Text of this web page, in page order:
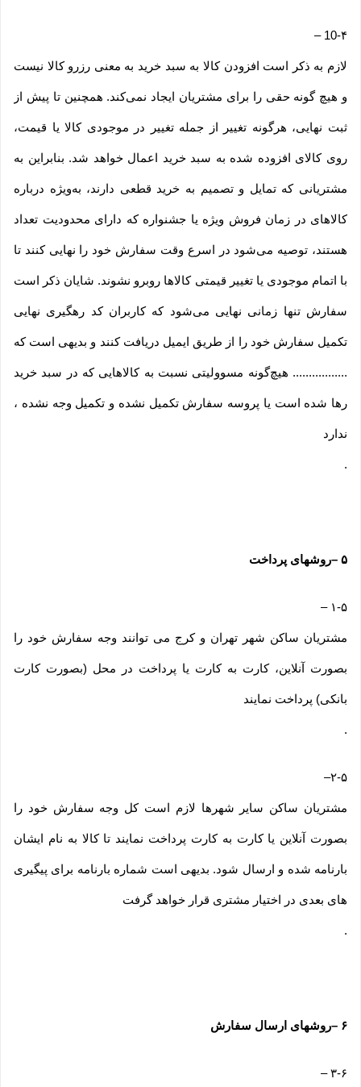
10-۴ –
لازم به ذکر است افزودن کالا به سبد خرید به معنی رزرو کالا نیست
و هیچ گونه حقی را برای مشتریان ایجاد نمی‌کند. همچنین تا پیش از
ثبت نهایی، هرگونه تغییر از جمله تغییر در موجودی کالا یا قیمت،
روی کالای افزوده شده به سبد خرید اعمال خواهد شد. بنابراین به
مشتریانی که تمایل و تصمیم به خرید قطعی دارند، به‌ویژه درباره
کالاهای در زمان فروش ویژه یا جشنواره که دارای محدودیت تعداد
هستند، توصیه می‌شود در اسرع وقت سفارش خود را نهایی کنند تا
با اتمام موجودی یا تغییر قیمتی کالاها روبرو نشوند. شایان ذکر است
سفارش تنها زمانی نهایی می‌شود که کاربران کد رهگیری نهایی
تکمیل سفارش خود را از طریق ایمیل دریافت کنند و بدیهی است که
................. هیچ‌گونه مسوولیتی نسبت به کالاهایی که در سبد خرید
رها شده است یا پروسه سفارش تکمیل نشده و تکمیل وجه نشده ،
ندارد
.
۵ –روشهای پرداخت
۱-۵ –
مشتریان ساکن شهر تهران و کرج می توانند وجه سفارش خود را
بصورت آنلاین، کارت به کارت یا پرداخت در محل (بصورت کارت
بانکی) پرداخت نمایند
.
۲-۵–
مشتریان ساکن سایر شهرها لازم است کل وجه سفارش خود را
بصورت آنلاین یا کارت به کارت پرداخت نمایند تا کالا به نام ایشان
بارنامه شده و ارسال شود. بدیهی است شماره بارنامه برای پیگیری
های بعدی در اختیار مشتری قرار خواهد گرفت
.
۶ –روشهای ارسال سفارش
۳-۶–